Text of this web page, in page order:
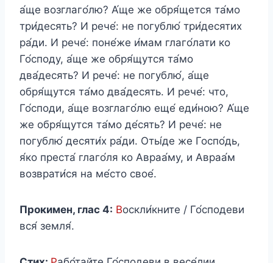
а́ще возглаго́лю? А́ще же обря́щется та́мо
три́десять? И рече́: не погублю́ три́десятих
ра́ди. И рече́: поне́же и́мам глаго́лати ко
Го́споду, а́ще же обря́щутся та́мо
два́десять? И рече́: не погублю́, а́ще
обря́щутся та́мо два́десять. И рече́: что,
Го́споди, а́ще возглаго́лю еще́ еди́ною? А́ще
же обря́щутся та́мо де́сять? И рече́: не
погублю́ десяти́х ра́ди. Оты́де же Госпо́дь,
я́ко преста́ глаго́ля ко Авраа́му, и Авраа́м
возврати́ся на ме́сто свое́.
Прокимен, глас 4: Воскли́кните / Го́сподеви
вся́ земля́.